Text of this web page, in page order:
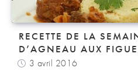
RECETTE DE LA
D’AGNEAU AUX
3 avril 2016